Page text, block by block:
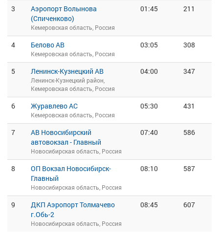
3
Аэропорт Волынова
(Спиченково)
Кемеровская область, Россия
01:45 211
4 Белово АВ
Кемеровская область, Россия
03:05 308
5 Ленинск-Кузнецкий АВ
Ленинск-Кузнецкий район,
Кемеровская область, Россия
04:00 347
6 Журавлево АС
Кемеровская область, Россия
05:30 431
7
АВ Новосибирский
автовокзал - Главный
Новосибирская область, Россия
07:40 586
8
ОП Вокзал Новосибирск-
Главный
Новосибирская область, Россия
08:10 587
9
ДКП Аэропорт Толмачево
г.Обь-2
Новосибирская область, Россия
08:45 607